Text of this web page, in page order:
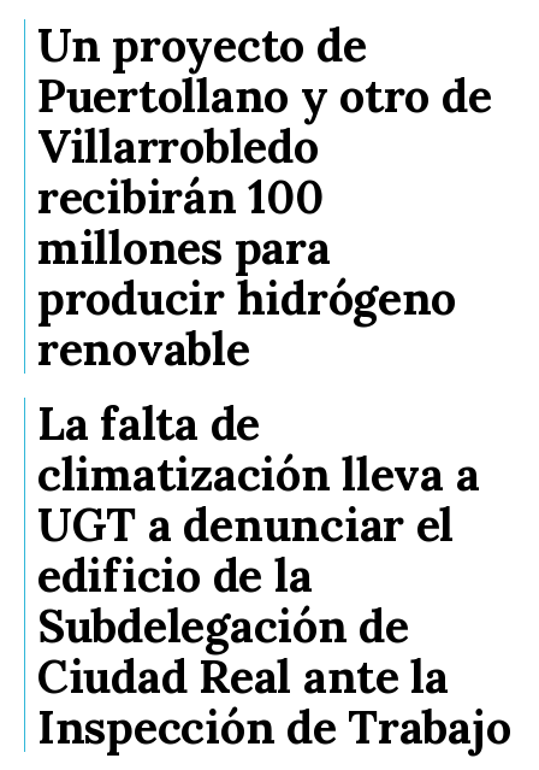
Un proyecto de
Puertollano y otro de
Villarrobledo
recibirán 100
millones para
producir hidrógeno
renovable
La falta de
climatización lleva a
UGT a denunciar el
edificio de la
Subdelegación de
Ciudad Real ante la
Inspección de Trabajo